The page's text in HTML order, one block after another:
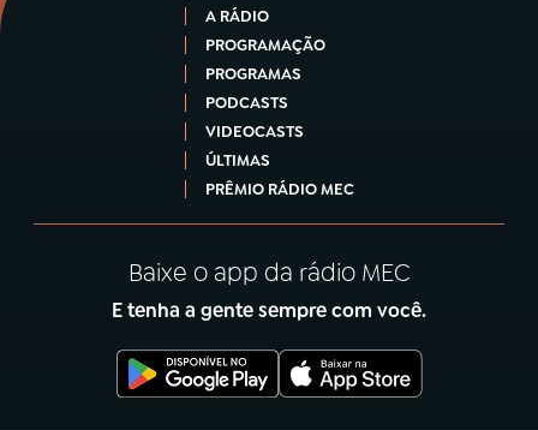
A RÁDIO
PROGRAMAÇÃO
PROGRAMAS
PODCASTS
VIDEOCASTS
ÚLTIMAS
PRÊMIO RÁDIO MEC
Baixe o app da rádio MEC
E tenha a gente sempre com você.